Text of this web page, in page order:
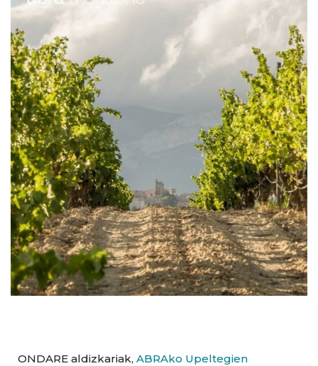
ONDARE aldizkariak, ABRAko Upeltegien